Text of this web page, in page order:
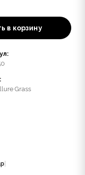
в корзину
Grass